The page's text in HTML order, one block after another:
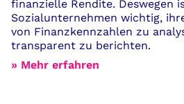
finanzielle Rendite. Deswegen
Sozialunternehmen wichtig,
von Finanzkennzahlen zu
transparent zu berichten.
» Mehr erfahren